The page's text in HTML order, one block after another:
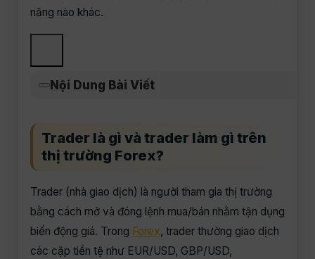
năng nào khác.
Nội Dung Bài Viết
Trader là gì và trader làm gì trên
thị trường Forex?
Trader (nhà giao dịch) là người tham gia thị trường
bằng cách mở và đóng lệnh mua/bán nhằm tận dụng
biến động giá. Trong Forex, trader thường giao dịch
các cặp tiền tệ như EUR/USD, GBP/USD,